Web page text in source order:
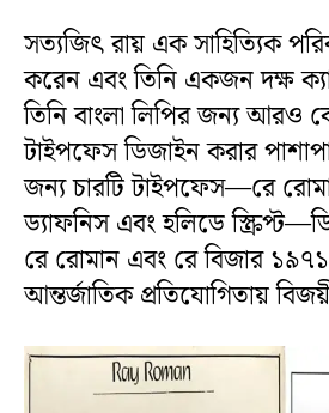
সত্যজিৎ রায় এক সাহিত্যিক
করেন এবং তিনি একজন দক্ষ
তিনি বাংলা লিপির জন্য আরও
টাইপফেস ডিজাইন করার
জন্য চারটি টাইপফেস—রে
ড্যাফনিস এবং হলিডে
রে রোমান এবং রে বিজার
আন্তর্জাতিক প্রতিযোগিতায়